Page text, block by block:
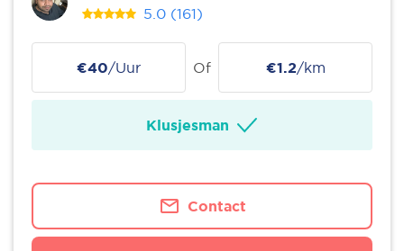
5.0 (161)
€40/Uur Of €1.2/km
Klusjesman
Contact